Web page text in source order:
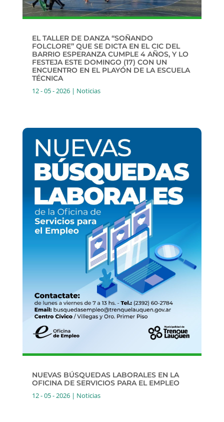
EL TALLER DE DANZA “SOÑANDO
FOLCLORE” QUE SE DICTA EN EL CIC DEL
BARRIO ESPERANZA CUMPLE 4 AÑOS, Y LO
FESTEJA ESTE DOMINGO (17) CON UN
ENCUENTRO EN EL PLAYÓN DE LA ESCUELA
TÉCNICA
12 - 05 - 2026| Noticias
NUEVAS BÚSQUEDAS LABORALES EN LA
OFICINA DE SERVICIOS PARA EL EMPLEO
12 - 05 - 2026| Noticias